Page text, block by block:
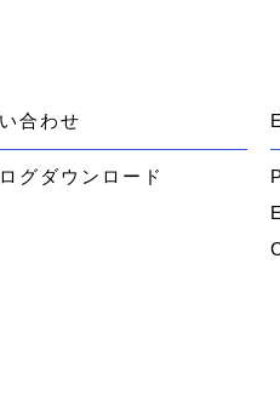
合わせ
グダウンロード